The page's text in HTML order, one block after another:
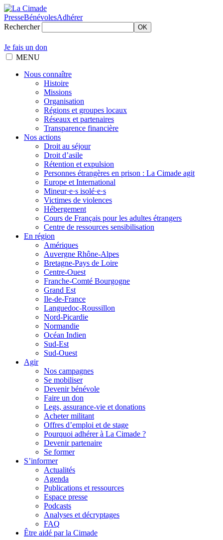
PresseBénévolesAdhérer
Rechercher
OK
Je fais un don
MENU
Nous connaître
Histoire
Missions
Organisation
Régions et groupes locaux
Réseaux et partenaires
Transparence financière
Nos actions
Droit au séjour
Droit d’asile
Rétention et expulsion
Personnes étrangères en prison : La Cimade agit
Europe et International
Mineur·e·s isolé·e·s
Victimes de violences
Hébergement
Cours de Français pour les adultes étrangers
Centre de ressources sensibilisation
En région
Amériques
Auvergne Rhône-Alpes
Bretagne-Pays de Loire
Centre-Ouest
Franche-Comté Bourgogne
Grand Est
Ile-de-France
Languedoc-Roussillon
Nord-Picardie
Normandie
Océan Indien
Sud-Est
Sud-Ouest
Agir
Nos campagnes
Se mobiliser
Devenir bénévole
Faire un don
Legs, assurance-vie et donations
Acheter militant
Offres d’emploi et de stage
Pourquoi adhérer à La Cimade ?
Devenir partenaire
Se former
S’informer
Actualités
Agenda
Publications et ressources
Espace presse
Podcasts
Analyses et décryptages
FAQ
Être aidé par la Cimade